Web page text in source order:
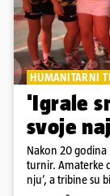
HUMANITARNI
'Igrale
svoje
Nakon 20
turnir. Amaterke
nju’, a tribine su